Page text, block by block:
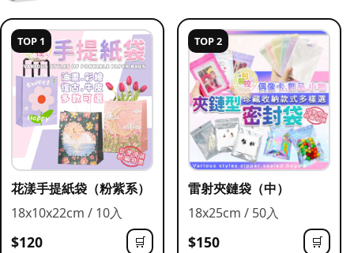
TOP 1
花漾手提紙袋（粉紫系）
18x10x22cm / 10入
$120 🛒
TOP 2
雷射夾鏈袋（中）
18x25cm / 50入
$150 🛒